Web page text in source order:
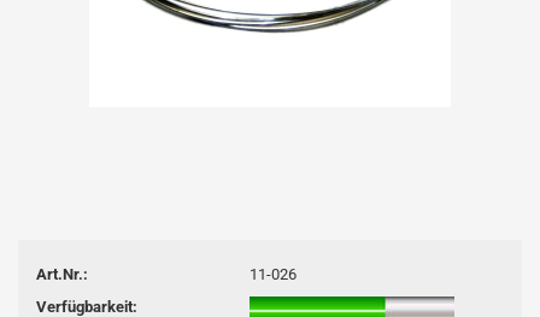
Art.Nr.:
11-026
Verfügbarkeit: